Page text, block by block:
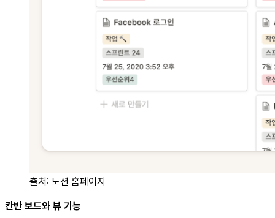
출처: 노션 홈페이지
칸반 보드와 뷰 기능